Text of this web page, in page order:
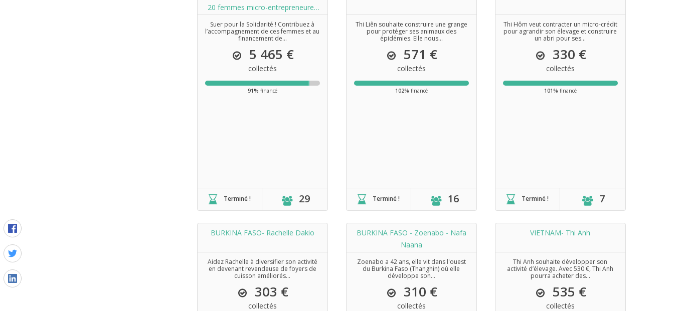
20 femmes micro-entrepreneures
de SEED à Manille
Suer pour la Solidarité ! Contribuez à
l’accompagnement de ces femmes et au
financement de...
5 465 €
collectés
91% financé
Terminé ! 29
Thi Liên souhaite construire une grange
pour protéger ses animaux des
épidémies. Elle nous...
571 €
collectés
102% financé
Terminé ! 16
Thi Hôm veut contracter un micro-crédit
pour agrandir son élevage et construire
un abri pour ses...
330 €
collectés
101% financé
Terminé ! 7
BURKINA FASO- Rachelle Dakio
Aidez Rachelle à diversifier son activité
en devenant revendeuse de foyers de
cuisson améliorés...
303 €
collectés
BURKINA FASO - Zoenabo - Nafa
Naana
Zoenabo a 42 ans, elle vit dans l'ouest
du Burkina Faso (Thanghin) où elle
développe son...
310 €
collectés
VIETNAM- Thi Anh
Thi Anh souhaite développer son
activité d’élevage. Avec 530 €, Thi Anh
pourra acheter des...
535 €
collectés